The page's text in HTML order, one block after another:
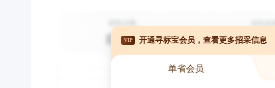
VIP 开通寻标宝会员，查看更多招采信息
单省会员